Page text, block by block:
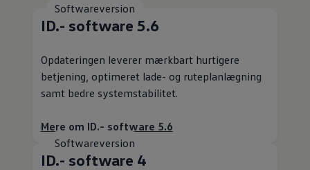
Softwareversion
ID.- software 5.6
Opdateringen leverer mærkbart hurtigere
betjening, optimeret lade- og ruteplanlægning
samt bedre systemstabilitet.
Mere om ID.- software 5.6
Softwareversion
ID.- software 4